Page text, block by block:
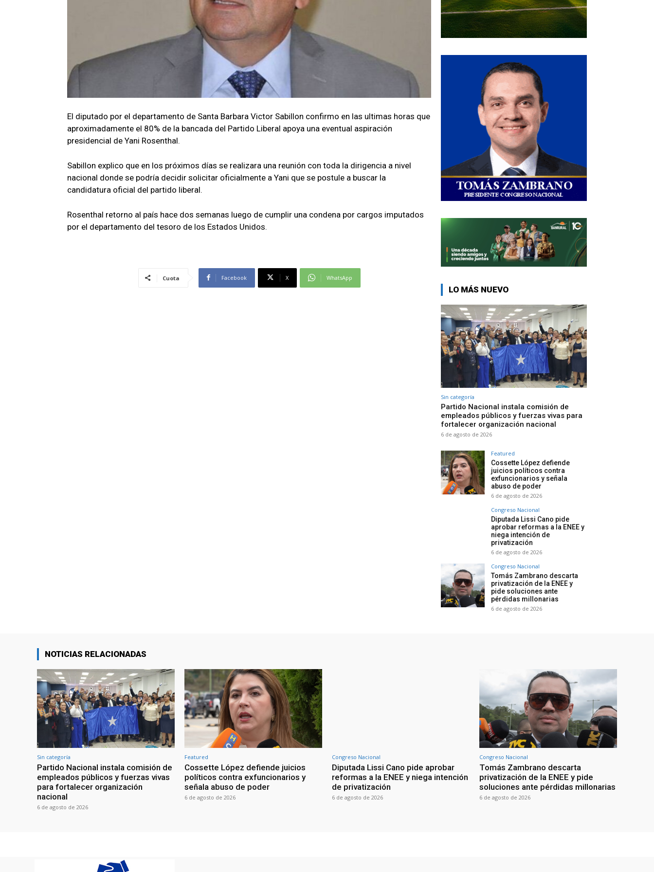
El diputado por el departamento de Santa Barbara Victor Sabillon confirmo en las ultimas horas que
aproximadamente el 80% de la bancada del Partido Liberal apoya una eventual aspiración
presidencial de Yani Rosenthal.
Sabillon explico que en los próximos días se realizara una reunión con toda la dirigencia a nivel
nacional donde se podría decidir solicitar oficialmente a Yani que se postule a buscar la
candidatura oficial del partido liberal.
Rosenthal retorno al país hace dos semanas luego de cumplir una condena por cargos imputados
por el departamento del tesoro de los Estados Unidos.
Cuota Facebook X WhatsApp
LO MÁS NUEVO
Sin categoría
Partido Nacional instala comisión de
empleados públicos y fuerzas vivas para
fortalecer organización nacional
6 de agosto de 2026
Featured
Cossette López defiende
juicios políticos contra
exfuncionarios y señala
abuso de poder
6 de agosto de 2026
Congreso Nacional
Diputada Lissi Cano pide
aprobar reformas a la ENEE y
niega intención de
privatización
6 de agosto de 2026
Congreso Nacional
Tomás Zambrano descarta
privatización de la ENEE y
pide soluciones ante
pérdidas millonarias
6 de agosto de 2026
NOTICIAS RELACIONADAS
Sin categoría
Partido Nacional instala comisión de
empleados públicos y fuerzas vivas
para fortalecer organización
nacional
6 de agosto de 2026
Featured
Cossette López defiende juicios
políticos contra exfuncionarios y
señala abuso de poder
6 de agosto de 2026
Congreso Nacional
Diputada Lissi Cano pide aprobar
reformas a la ENEE y niega intención
de privatización
6 de agosto de 2026
Congreso Nacional
Tomás Zambrano descarta
privatización de la ENEE y pide
soluciones ante pérdidas millonarias
6 de agosto de 2026